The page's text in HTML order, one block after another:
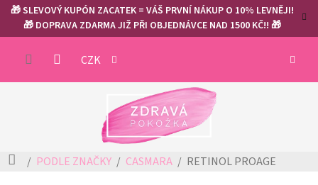
Přejít
obsah
🎁 SLEVOVÝ KUPÓN ZACATEK = VÁŠ PRVNÍ NÁKUP O 10% LEVNĚJI!
🎁 DOPRAVA ZDARMA JIŽ PŘI OBJEDNÁVCE NAD 1500 KČ!! 🎁
CZK
DomůPODLE ZNAČKY CASMARA RETINOL PROAGE